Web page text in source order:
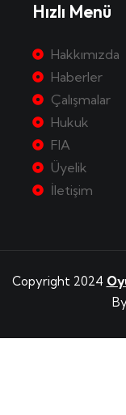
Hızlı Menü
Hakkımızda
Haberler
Çalışmalar
Hukuk
FIA
Üyelik
İletişim
Copyright 2024
By